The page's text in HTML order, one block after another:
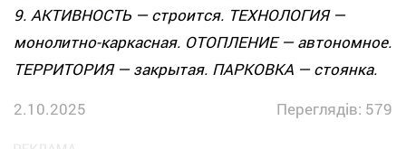
9. АКТИВНОСТЬ — строится. ТЕХНОЛОГИЯ —
монолитно-каркасная. ОТОПЛЕНИЕ — автономное.
ТЕРРИТОРИЯ — закрытая. ПАРКОВКА — стоянка.
2.10.2025
Переглядів: 579